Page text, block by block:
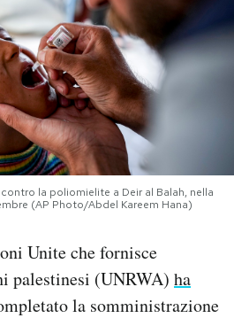
la poliomielite a Deir al Balah, nella
(AP Photo/Abdel Kareem Hana)
Unite che fornisce
palestinesi (UNRWA) ha
la somministrazione